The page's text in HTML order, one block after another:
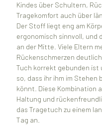
Kindes über Schultern,
Tragekomfort auch über
Der Stoff liegt eng am
ergonomisch sinnvoll, und
an der Mitte. Viele Eltern
Rückenschmerzen
Tuch korrekt gebunden ist
so, dass ihr ihm im Stehen
könnt. Diese Kombination
Haltung und
das Tragetuch zu einem
Tag an.